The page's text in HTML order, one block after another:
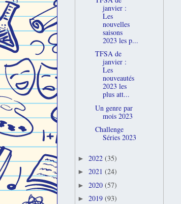
janvier :
Les
nouvelles
saisons
2023 les p...
TFSA de
janvier :
Les
nouveautés
2023 les
plus att...
Un genre par
mois 2023
Challenge
Séries 2023
► 2022 (35)
► 2021 (24)
► 2020 (57)
► 2019 (93)